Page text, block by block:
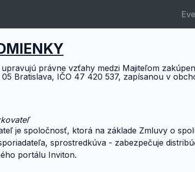
právne vzťahy medzi Majiteľom
Bratislava, IČO 47 420 537, zapísanou v
je spoločnosť, ktorá na základe Zmluvy o
sprostredkúva - zabezpečuje
portálu Inviton.